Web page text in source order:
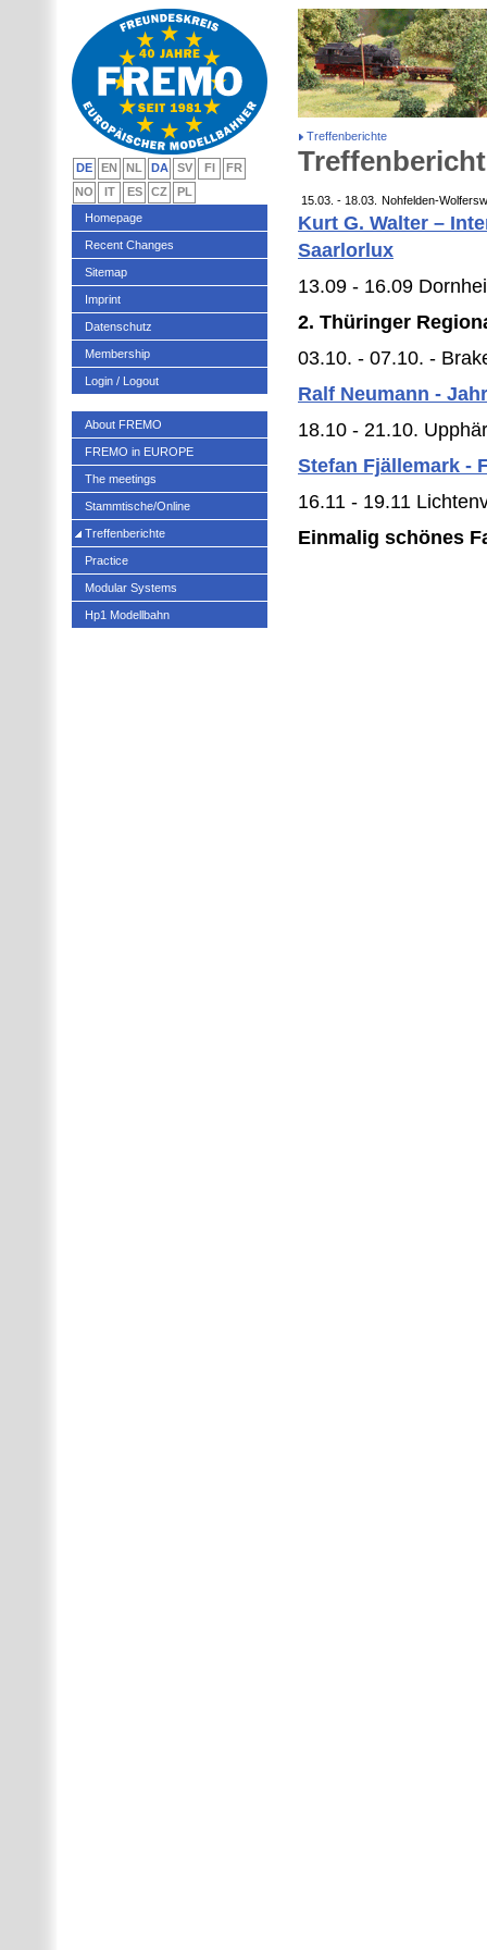
Treffenberichte
15.03. - 18.03. Nohfelden-
Kurt G. Walter –
Saarlorlux
13.09 - 16.09
2. Thüringer
03.10. - 07.10. -
Ralf Neumann -
18.10 - 21.10.
Stefan Fjällemark -
16.11 - 19.11
Einmalig schönes
DE EN NL DA SV FI
FR
NO
IT ES CZ
PL
Homepage
Recent Changes
Sitemap
Imprint
Datenschutz
Membership
Login / Logout
About FREMO
FREMO in EUROPE
The meetings
Stammtische/Online
Treffenberichte
Practice
Modular Systems
Hp1 Modellbahn